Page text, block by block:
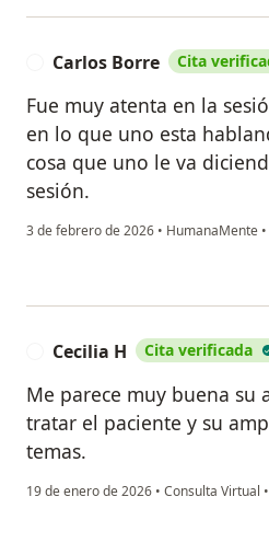
Carlos Borre Cita
Fue muy atenta en la
en lo que uno esta
cosa que uno le va
sesión.
3 de febrero de 2026 • HumanaMente •
Cecilia H Cita verificada
Me parece muy buena su
tratar el paciente y su
temas.
19 de enero de 2026 • Consulta Virtual •